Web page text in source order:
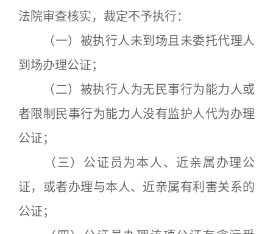
法院审查核实，裁定不予执行：
（一）被执行人未到场且未委托代理人
到场办理公证；
（二）被执行人为无民事行为能力人或
者限制民事行为能力人没有监护人代为办理
公证；
（三）公证员为本人、近亲属办理公
证，或者办理与本人、近亲属有利害关系的
公证；